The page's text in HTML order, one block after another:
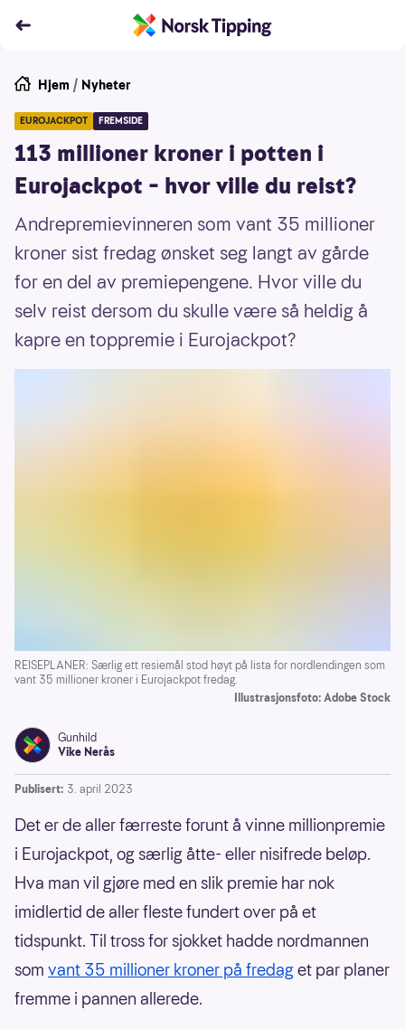
Hjem / Nyheter
EUROJACKPOT FREMSIDE
113 millioner kroner i potten i
Eurojackpot – hvor ville du reist?
Andrepremievinneren som vant 35 millioner
kroner sist fredag ønsket seg langt av gårde
for en del av premiepengene. Hvor ville du
selv reist dersom du skulle være så heldig å
kapre en toppremie i Eurojackpot?
REISEPLANER: Særlig ett resiemål stod høyt på lista for nordlendingen som
vant 35 millioner kroner i Eurojackpot fredag.
Illustrasjonsfoto: Adobe Stock
Gunhild
Vike Nerås
Publisert: 3. april 2023
Det er de aller færreste forunt å vinne millionpremie
i Eurojackpot, og særlig åtte- eller nisifrede beløp.
Hva man vil gjøre med en slik premie har nok
imidlertid de aller fleste fundert over på et
tidspunkt. Til tross for sjokket hadde nordmannen
som vant 35 millioner kroner på fredaget par planer
fremme i pannen allerede.